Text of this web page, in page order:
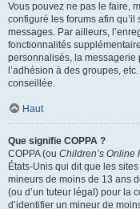
Vous pouvez ne pas le faire,
configuré les forums afin
messages. Par ailleurs,
fonctionnalités
personnalisés, la messagerie
l’adhésion à des groupes,
conseillée.
Haut
Que signifie COPPA ?
COPPA (ou Children’s Online
États-Unis qui dit que les
mineurs de moins de 13 ans
(ou d’un tuteur légal) pour la
d’identifier un mineur de